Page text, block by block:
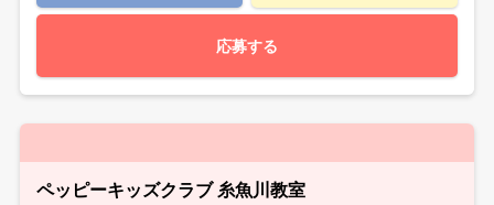
応募する
ペッピーキッズクラブ 糸魚川教室